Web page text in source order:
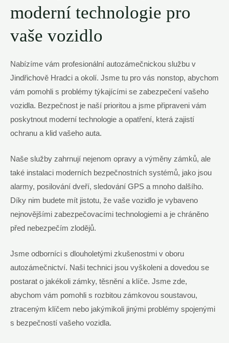
moderní technologie pro
vaše vozidlo
Nabízíme vám profesionální autozámečnickou službu v
Jindřichově Hradci a okolí. Jsme tu pro vás nonstop, abychom
vám pomohli s problémy týkajícími se zabezpečení vašeho
vozidla. Bezpečnost je naší prioritou a jsme připraveni vám
poskytnout moderní technologie a opatření, která zajistí
ochranu a klid vašeho auta.
Naše služby zahrnují nejenom opravy a výměny zámků, ale
také instalaci moderních bezpečnostních systémů, jako jsou
alarmy, posilování dveří, sledování GPS a mnoho dalšího.
Díky nim budete mít jistotu, že vaše vozidlo je vybaveno
nejnovějšími zabezpečovacími technologiemi a je chráněno
před nebezpečím zlodějů.
Jsme odborníci s dlouholetými zkušenostmi v oboru
autozámečnictví. Naši technici jsou vyškoleni a dovedou se
postarat o jakékoli zámky, těsnění a klíče. Jsme zde,
abychom vám pomohli s rozbitou zámkovou soustavou,
ztraceným klíčem nebo jakýmikoli jinými problémy spojenými
s bezpečností vašeho vozidla.